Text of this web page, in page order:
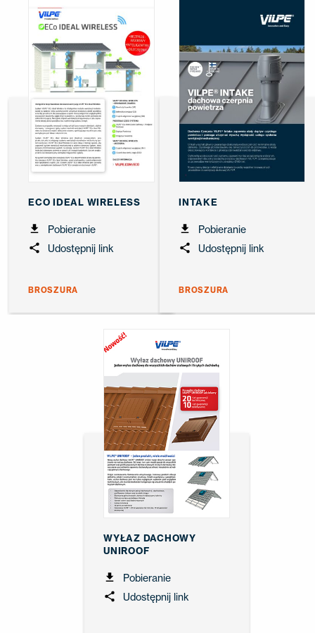
ECO IDEAL WIRELESS
Pobieranie
Udostępnij link
BROSZURA
INTAKE
Pobieranie
Udostępnij link
BROSZURA
WYŁAZ DACHOWY
UNIROOF
Pobieranie
Udostępnij link